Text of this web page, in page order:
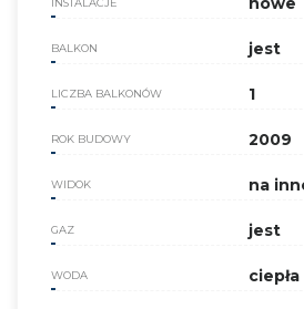
BALKON jest
LICZBA BALKONÓW 1
ROK BUDOWY 2009
WIDOK na
GAZ jest
WODA